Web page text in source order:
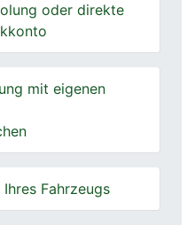
oder direkte
mit eigenen
Fahrzeugs